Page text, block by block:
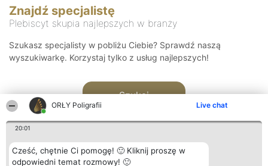
ORŁY Poligrafii Live chat
20:01
Cześć, chętnie Ci pomogę! 🙂 Kliknij proszę w
odpowiedni temat rozmowy! 🙂
Znajdź specjalistę
Plebiscyt skupia najlepszych w branży
Szukasz specjalisty w pobliżu Ciebie? Sprawdź naszą
wyszukiwarkę. Korzystaj tylko z usług najlepszych!
Szukaj